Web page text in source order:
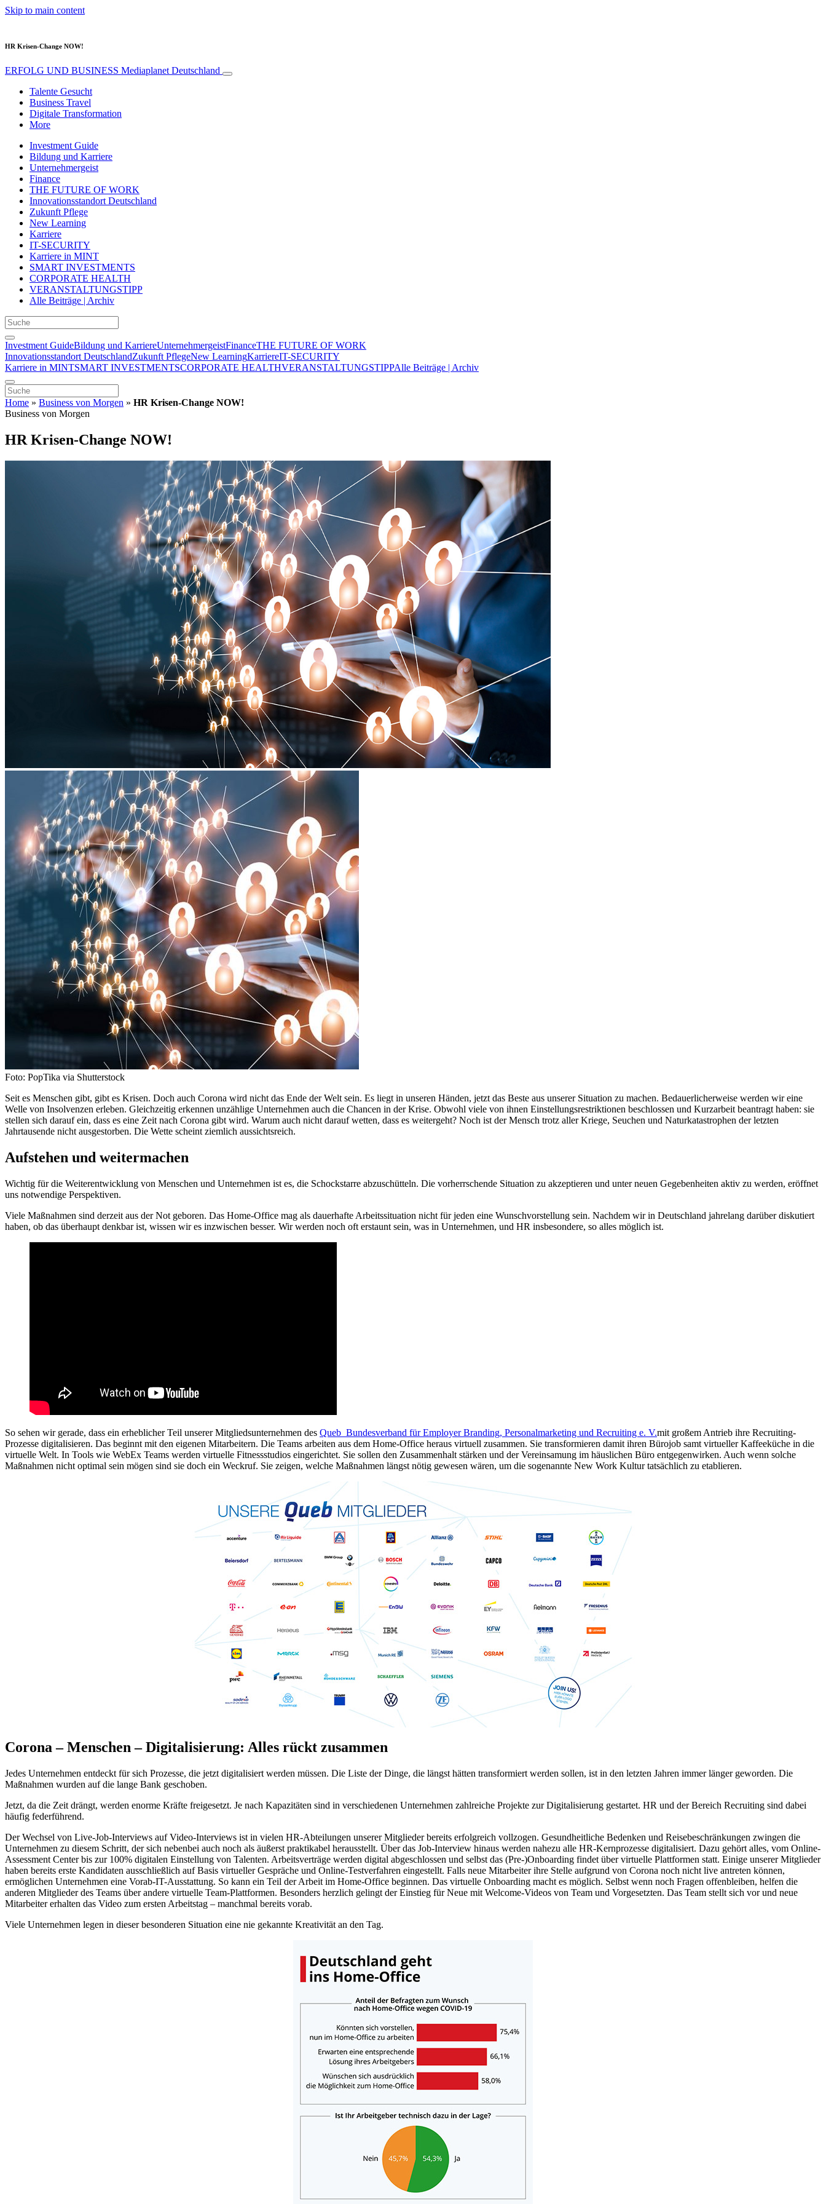
Skip to main content
HR Krisen-Change NOW!
ERFOLG UND BUSINESS Mediaplanet Deutschland
Talente Gesucht
Business Travel
Digitale Transformation
More
Investment Guide
Bildung und Karriere
Unternehmergeist
Finance
THE FUTURE OF WORK
Innovationsstandort Deutschland
Zukunft Pflege
New Learning
Karriere
IT-SECURITY
Karriere in MINT
SMART INVESTMENTS
CORPORATE HEALTH
VERANSTALTUNGSTIPP
Alle Beiträge | Archiv
Investment GuideBildung und KarriereUnternehmergeistFinanceTHE FUTURE OF WORK
Innovationsstandort DeutschlandZukunft PflegeNew LearningKarriereIT-SECURITY
Karriere in MINTSMART INVESTMENTSCORPORATE HEALTHVERANSTALTUNGSTIPPAlle Beiträge | Archiv
Home » Business von Morgen » HR Krisen-Change NOW!
Business von Morgen
HR Krisen-Change NOW!
Foto: PopTika via Shutterstock
Seit es Menschen gibt, gibt es Krisen. Doch auch Corona wird nicht das Ende der Welt sein. Es liegt in unseren Händen, jetzt das Beste aus unserer Situation zu machen. Bedauerlicherweise werden wir eine
Welle von Insolvenzen erleben. Gleichzeitig erkennen unzählige Unternehmen auch die Chancen in der Krise. Obwohl viele von ihnen Einstellungsrestriktionen beschlossen und Kurzarbeit beantragt haben: sie
stellen sich darauf ein, dass es eine Zeit nach Corona gibt wird. Warum auch nicht darauf wetten, dass es weitergeht? Noch ist der Mensch trotz aller Kriege, Seuchen und Naturkatastrophen der letzten
Jahrtausende nicht ausgestorben. Die Wette scheint ziemlich aussichtsreich.
Aufstehen und weitermachen
Wichtig für die Weiterentwicklung von Menschen und Unternehmen ist es, die Schockstarre abzuschütteln. Die vorherrschende Situation zu akzeptieren und unter neuen Gegebenheiten aktiv zu werden, eröffnet
uns notwendige Perspektiven.
Viele Maßnahmen sind derzeit aus der Not geboren. Das Home-Office mag als dauerhafte Arbeitssituation nicht für jeden eine Wunschvorstellung sein. Nachdem wir in Deutschland jahrelang darüber diskutiert
haben, ob das überhaupt denkbar ist, wissen wir es inzwischen besser. Wir werden noch oft erstaunt sein, was in Unternehmen, und HR insbesondere, so alles möglich ist.
So sehen wir gerade, dass ein erheblicher Teil unserer Mitgliedsunternehmen des Queb Bundesverband für Employer Branding, Personalmarketing und Recruiting e. V.mit großem Antrieb ihre Recruiting-
Prozesse digitalisieren. Das beginnt mit den eigenen Mitarbeitern. Die Teams arbeiten aus dem Home-Office heraus virtuell zusammen. Sie transformieren damit ihren Bürojob samt virtueller Kaffeeküche in die
virtuelle Welt. In Tools wie WebEx Teams werden virtuelle Fitnessstudios eingerichtet. Sie sollen den Zusammenhalt stärken und der Vereinsamung im häuslichen Büro entgegenwirken. Auch wenn solche
Maßnahmen nicht optimal sein mögen sind sie doch ein Weckruf. Sie zeigen, welche Maßnahmen längst nötig gewesen wären, um die sogenannte New Work Kultur tatsächlich zu etablieren.
Corona – Menschen – Digitalisierung: Alles rückt zusammen
Jedes Unternehmen entdeckt für sich Prozesse, die jetzt digitalisiert werden müssen. Die Liste der Dinge, die längst hätten transformiert werden sollen, ist in den letzten Jahren immer länger geworden. Die
Maßnahmen wurden auf die lange Bank geschoben.
Jetzt, da die Zeit drängt, werden enorme Kräfte freigesetzt. Je nach Kapazitäten sind in verschiedenen Unternehmen zahlreiche Projekte zur Digitalisierung gestartet. HR und der Bereich Recruiting sind dabei
häufig federführend.
Der Wechsel von Live-Job-Interviews auf Video-Interviews ist in vielen HR-Abteilungen unserer Mitglieder bereits erfolgreich vollzogen. Gesundheitliche Bedenken und Reisebeschränkungen zwingen die
Unternehmen zu diesem Schritt, der sich nebenbei auch noch als äußerst praktikabel herausstellt. Über das Job-Interview hinaus werden nahezu alle HR-Kernprozesse digitalisiert. Dazu gehört alles, vom Online-
Assessment Center bis zur 100% digitalen Einstellung von Talenten. Arbeitsverträge werden digital abgeschlossen und selbst das (Pre-)Onboarding findet über virtuelle Plattformen statt. Einige unserer Mitglieder
haben bereits erste Kandidaten ausschließlich auf Basis virtueller Gespräche und Online-Testverfahren eingestellt. Falls neue Mitarbeiter ihre Stelle aufgrund von Corona noch nicht live antreten können,
ermöglichen Unternehmen eine Vorab-IT-Ausstattung. So kann ein Teil der Arbeit im Home-Office beginnen. Das virtuelle Onboarding macht es möglich. Selbst wenn noch Fragen offenbleiben, helfen die
anderen Mitglieder des Teams über andere virtuelle Team-Plattformen. Besonders herzlich gelingt der Einstieg für Neue mit Welcome-Videos von Team und Vorgesetzten. Das Team stellt sich vor und neue
Mitarbeiter erhalten das Video zum ersten Arbeitstag – manchmal bereits vorab.
Viele Unternehmen legen in dieser besonderen Situation eine nie gekannte Kreativität an den Tag.